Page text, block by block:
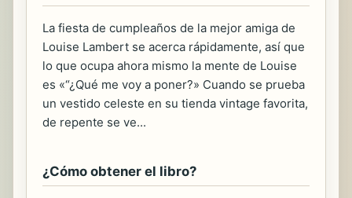
La fiesta de cumpleaños de la mejor amiga de
Louise Lambert se acerca rápidamente, así que
lo que ocupa ahora mismo la mente de Louise
es «“¿Qué me voy a poner?» Cuando se prueba
un vestido celeste en su tienda vintage favorita,
de repente se ve...
¿Cómo obtener el libro?